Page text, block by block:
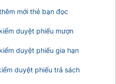
mới thẻ bạn đọc
duyệt phiếu mượn
duyệt phiếu gia hạn
duyệt phiếu trả sách